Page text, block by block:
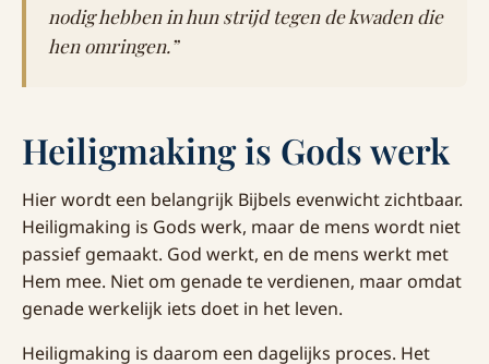
nodig hebben in hun strijd tegen de kwaden die
hen omringen.”
Heiligmaking is Gods werk
Hier wordt een belangrijk Bijbels evenwicht zichtbaar.
Heiligmaking is Gods werk, maar de mens wordt niet
passief gemaakt. God werkt, en de mens werkt met
Hem mee. Niet om genade te verdienen, maar omdat
genade werkelijk iets doet in het leven.
Heiligmaking is daarom een dagelijks proces. Het